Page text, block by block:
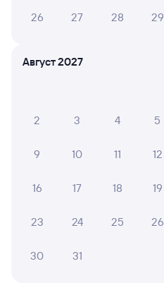
26 27 28 29
Август 2027
2 3 4 5
9 10 11 12
16 17 18 19
23 24 25 26
30 31